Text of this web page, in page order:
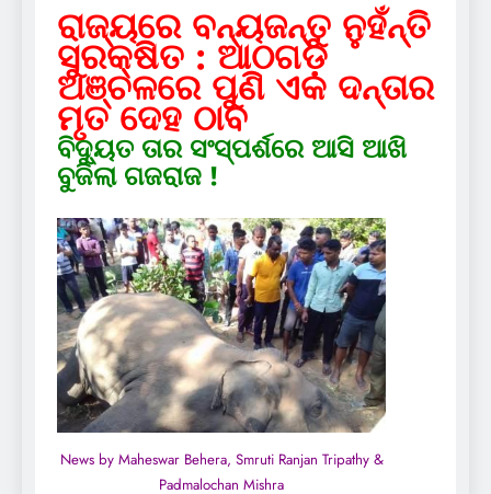
ରାଜ୍ୟରେ ବନ୍ୟଜନ୍ତୁ ନୁହଁନ୍ତି
ସୁରକ୍ଷିତ : ଆଠଗଡ଼
ଅଞ୍ଚଳରେ ପୁଣି ଏକ ଦନ୍ତାର
ମୃତ ଦେହ ଠାବ
ବିଦ୍ୟୁତ ତାର ସଂସ୍ପର୍ଶରେ ଆସି ଆଖି
ବୁଜିଲା ଗଜରାଜ !
News by Maheswar Behera, Smruti Ranjan Tripathy &
Padmalochan Mishra